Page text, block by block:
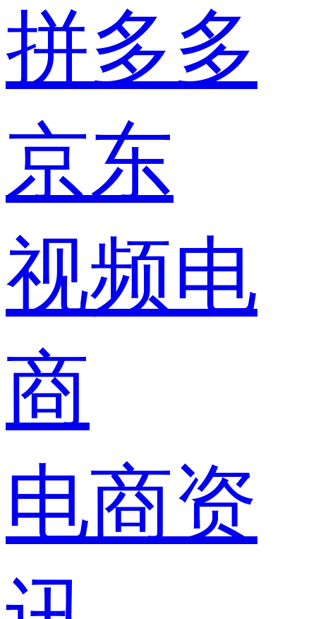
拼多多
京东
视频电
商
电商资